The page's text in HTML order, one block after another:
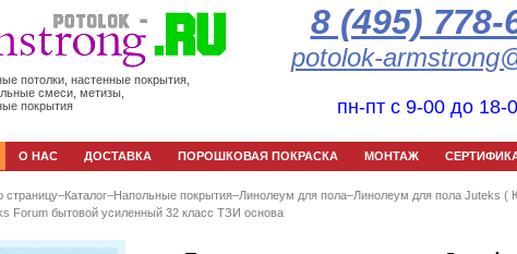
потолки, настенные покрытия,
смеси, метизы,
покрытия
8 (495) 778-
potolok-
пн-пт с 9-00 до 18-
О НАС ДОСТАВКА ПОРОШКОВАЯ ПОКРАСКА МОНТАЖ
–Каталог–Напольные покрытия–Линолеум для пола–Линолеум для пола Juteks (
Forum бытовой усиленный 32 класс ТЗИ основа